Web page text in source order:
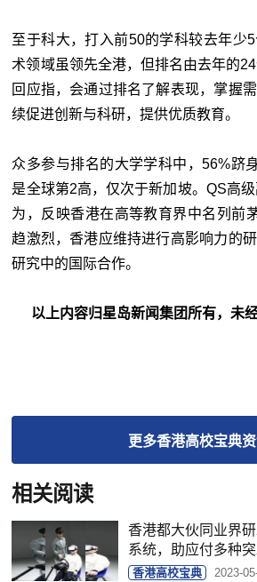
至于科大，打入前50的学科较去年少
术领域虽领先全港，但排名由去年的
回应指，会通过排名了解表现，掌握
续促进创新与科研，提供优质教育。
众多参与排名的大学学科中，56%跻
是全球第2高，仅次于新加坡。QS高
为，反映香港在高等教育界中名列前
趋激烈，香港应维持进行高影响力的
研究中的国际合作。
以上内容归星岛新闻集团所有，未
更多香港高校宝典
相关阅读
香港都大伙同业界
系统，助应付多种
香港高校宝典 2023-